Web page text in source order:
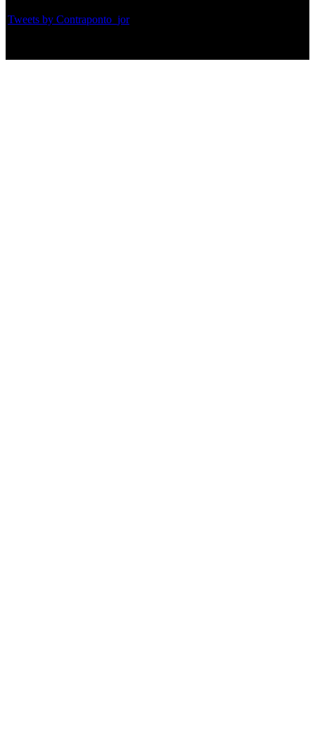
Tweets by Contraponto_jor